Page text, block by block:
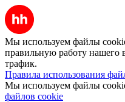
Мы используем файлы
правильную работу нашего
трафик.
Правила использования
Мы используем файлы
файлов cookie